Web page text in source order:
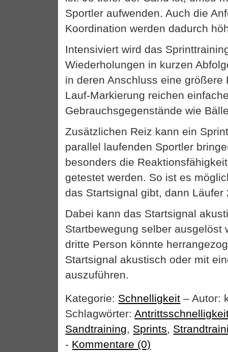
Sportler aufwenden. Auch die
Koordination werden dadurch
Intensiviert wird das
Wiederholungen in kurzen
in deren Anschluss eine größere
Lauf-Markierung reichen
Gebrauchsgegenstände wie
Zusätzlichen Reiz kann ein
parallel laufenden Sportler
besonders die
getestet werden. So ist es
das Startsignal gibt, dann Läufer
Dabei kann das Startsignal
Startbewegung selber ausgelöst
dritte Person könnte
Startsignal akustisch oder mit
auszuführen.
Kategorie: Schnelligkeit – Autor:
Schlagwörter:
Sandtraining, Sprints,
- Kommentare (0)